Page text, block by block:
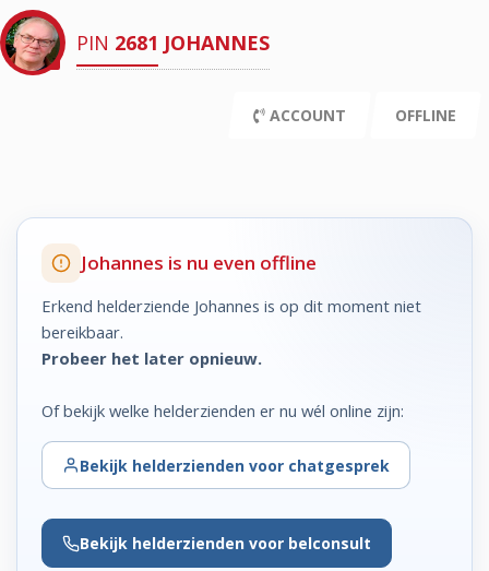
PIN 2681 JOHANNES
ACCOUNT OFFLINE
Johannes is nu even offline
Erkend helderziende Johannes is op dit moment niet
bereikbaar.
Probeer het later opnieuw.
Of bekijk welke helderzienden er nu wél online zijn:
Bekijk helderzienden voor chatgesprek
Bekijk helderzienden voor belconsult